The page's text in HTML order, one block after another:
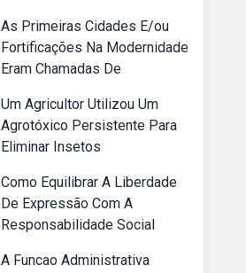
As Primeiras Cidades E/ou
Fortificações Na Modernidade
Eram Chamadas De
Um Agricultor Utilizou Um
Agrotóxico Persistente Para
Eliminar Insetos
Como Equilibrar A Liberdade
De Expressão Com A
Responsabilidade Social
A Funcao Administrativa